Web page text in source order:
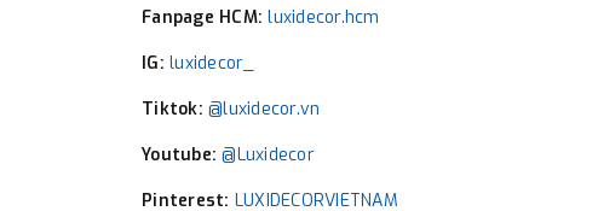
Fanpage HCM:luxidecor.hcm
IG: luxidecor_
Tiktok: @luxidecor.vn
Youtube:@Luxidecor
Pinterest: LUXIDECORVIETNAM